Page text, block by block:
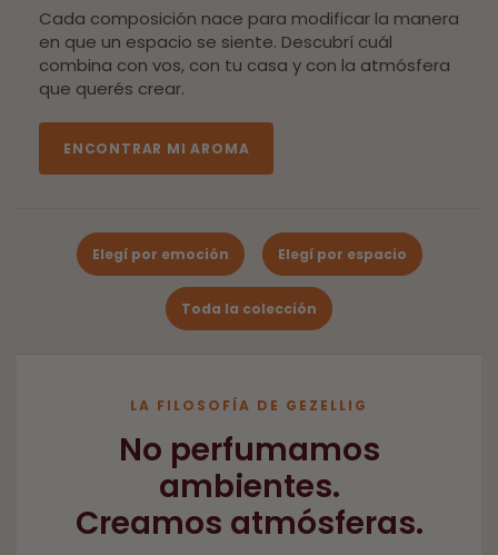
Cada composición nace para modificar la manera
en que un espacio se siente. Descubrí cuál
combina con vos, con tu casa y con la atmósfera
que querés crear.
ENCONTRAR MI AROMA
Elegí por emoción Elegí por espacio
Toda la colección
LA FILOSOFÍA DE GEZELLIG
No perfumamos
ambientes.
Creamos atmósferas.